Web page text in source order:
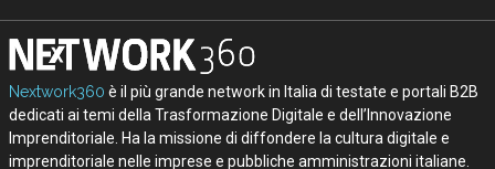
Nextwork360 è il più grande network in Italia di testate e portali B2B
dedicati ai temi della Trasformazione Digitale e dell’Innovazione
Imprenditoriale. Ha la missione di diffondere la cultura digitale e
imprenditoriale nelle imprese e pubbliche amministrazioni italiane.